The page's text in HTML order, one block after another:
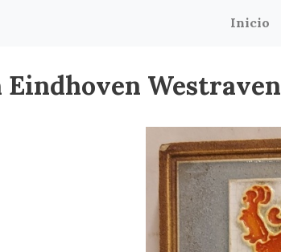
Inicio
Eindhoven Westraven